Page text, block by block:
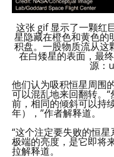
这张 gif 显示了一颗红
星隐藏在橙色和黄色的
积盘。一股物质流从这
在白矮星的表面，最
源：
他们认为吸积恒星周围
可以混乱地来回翻转。
前，相同的倾斜可以持
年），”作者解释道。
“这个注定要失败的恒
极端的亮度，是它即将
拉解释道。